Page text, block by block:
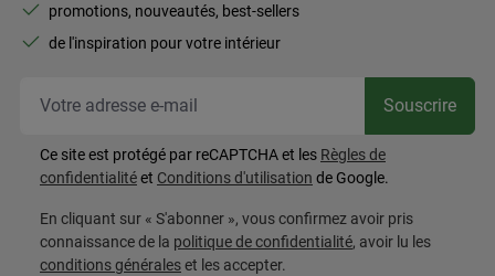
promotions, nouveautés, best-sellers
de l'inspiration pour votre intérieur
Souscrire
Ce site est protégé par reCAPTCHA et les Règles de
confidentialitéet Conditions d'utilisation de Google.
En cliquant sur « S'abonner », vous confirmez avoir pris
connaissance de la politique de confidentialité, avoir lu les
conditions généraleset les accepter.